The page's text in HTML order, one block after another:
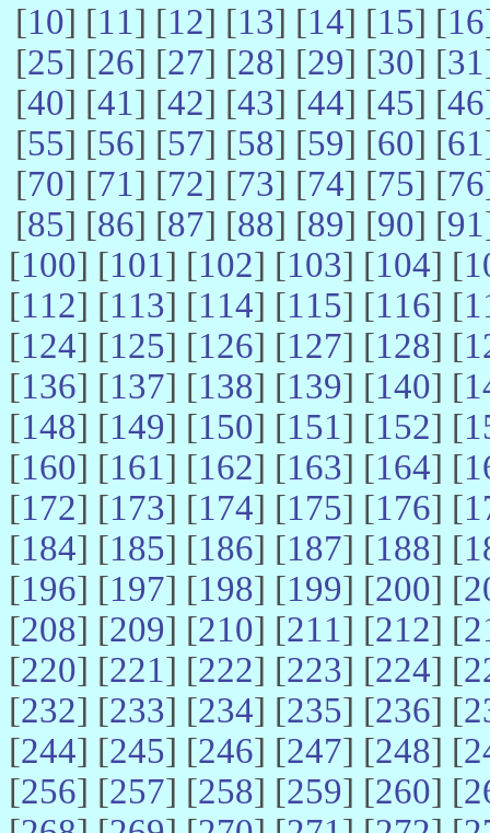
[10] [11] [12] [13] [14] [15] [16
[25] [26] [27] [28] [29] [30] [31
[40] [41] [42] [43] [44] [45] [46
[55] [56] [57] [58] [59] [60] [61
[70] [71] [72] [73] [74] [75] [76
[85] [86] [87] [88] [89] [90] [91
[100] [101] [102] [103] [104] [
[112] [113] [114] [115] [116] [
[124] [125] [126] [127] [128] [
[136] [137] [138] [139] [140] [
[148] [149] [150] [151] [152] [
[160] [161] [162] [163] [164] [
[172] [173] [174] [175] [176] [
[184] [185] [186] [187] [188] [
[196] [197] [198] [199] [200] [
[208] [209] [210] [211] [212] [
[220] [221] [222] [223] [224] [
[232] [233] [234] [235] [236] [
[244] [245] [246] [247] [248] [
[256] [257] [258] [259] [260] [